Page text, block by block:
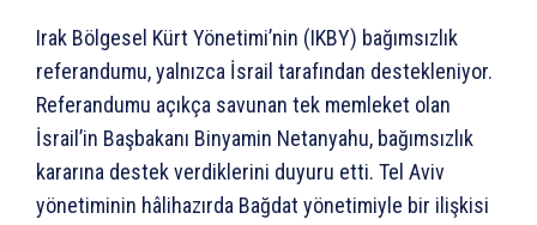
Irak Bölgesel Kürt Yönetimi’nin (IKBY) bağımsızlık
referandumu, yalnızca İsrail tarafından destekleniyor.
Referandumu açıkça savunan tek memleket olan
İsrail’in Başbakanı Binyamin Netanyahu, bağımsızlık
kararına destek verdiklerini duyuru etti. Tel Aviv
yönetiminin hâlihazırda Bağdat yönetimiyle bir ilişkisi